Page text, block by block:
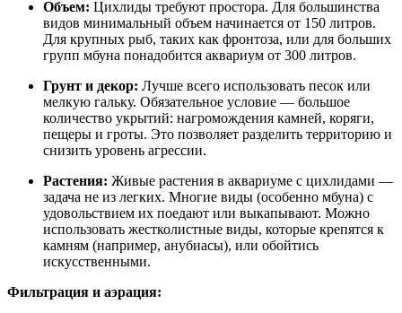
Объем: Цихлиды требуют простора. Для большинства
видов минимальный объем начинается от 150 литров.
Для крупных рыб, таких как фронтоза, или для больших
групп мбуна понадобится аквариум от 300 литров.
Грунт и декор: Лучше всего использовать песок или
мелкую гальку. Обязательное условие — большое
количество укрытий: нагромождения камней, коряги,
пещеры и гроты. Это позволяет разделить территорию и
снизить уровень агрессии.
Растения: Живые растения в аквариуме с цихлидами —
задача не из легких. Многие виды (особенно мбуна) с
удовольствием их поедают или выкапывают. Можно
использовать жестколистные виды, которые крепятся к
камням (например, анубиасы), или обойтись
искусственными.
Фильтрация и аэрация: